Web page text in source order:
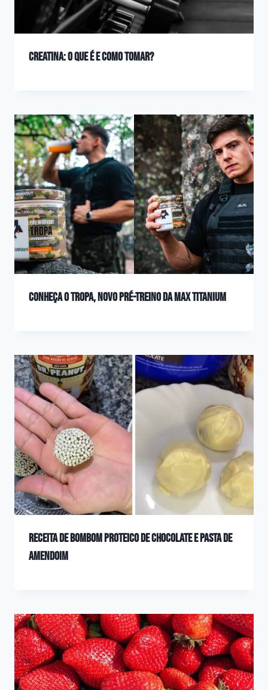
Creatina: O que é e como tomar?
Conheça o TROPA, novo pré-treino da Max Titanium
Receita de bombom proteico de chocolate e pasta de
amendoim